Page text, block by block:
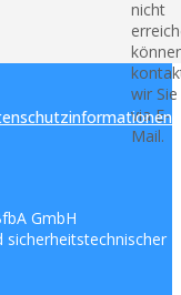
nicht
wir Sie
via E-
Mail.
GmbH
sicherheitstechnischer